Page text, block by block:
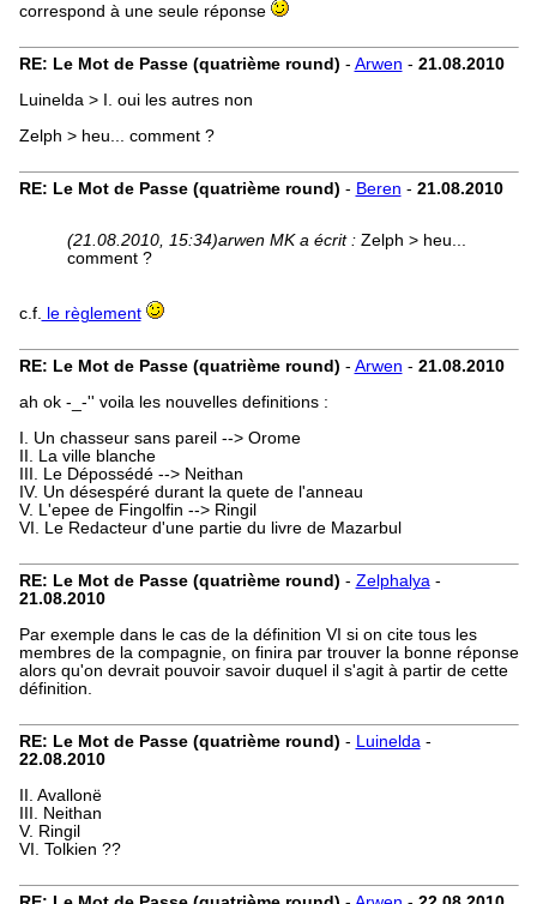
correspond à une seule réponse
RE: Le Mot de Passe (quatrième round) - Arwen - 21.08.2010
Luinelda > I. oui les autres non
Zelph > heu... comment ?
RE: Le Mot de Passe (quatrième round) - Beren - 21.08.2010
(21.08.2010, 15:34)arwen MK a écrit : Zelph > heu...
comment ?
c.f. le règlement
RE: Le Mot de Passe (quatrième round) - Arwen - 21.08.2010
ah ok -_-'' voila les nouvelles definitions :
I. Un chasseur sans pareil --> Orome
II. La ville blanche
III. Le Dépossédé --> Neithan
IV. Un désespéré durant la quete de l'anneau
V. L'epee de Fingolfin --> Ringil
VI. Le Redacteur d'une partie du livre de Mazarbul
RE: Le Mot de Passe (quatrième round) - Zelphalya-
21.08.2010
Par exemple dans le cas de la définition VI si on cite tous les
membres de la compagnie, on finira par trouver la bonne réponse
alors qu'on devrait pouvoir savoir duquel il s'agit à partir de cette
définition.
RE: Le Mot de Passe (quatrième round) - Luinelda-
22.08.2010
II. Avallonë
III. Neithan
V. Ringil
VI. Tolkien ??